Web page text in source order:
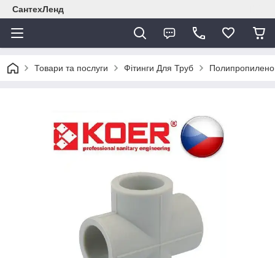
СантехЛенд
Товари та послуги Фітинги Для Труб